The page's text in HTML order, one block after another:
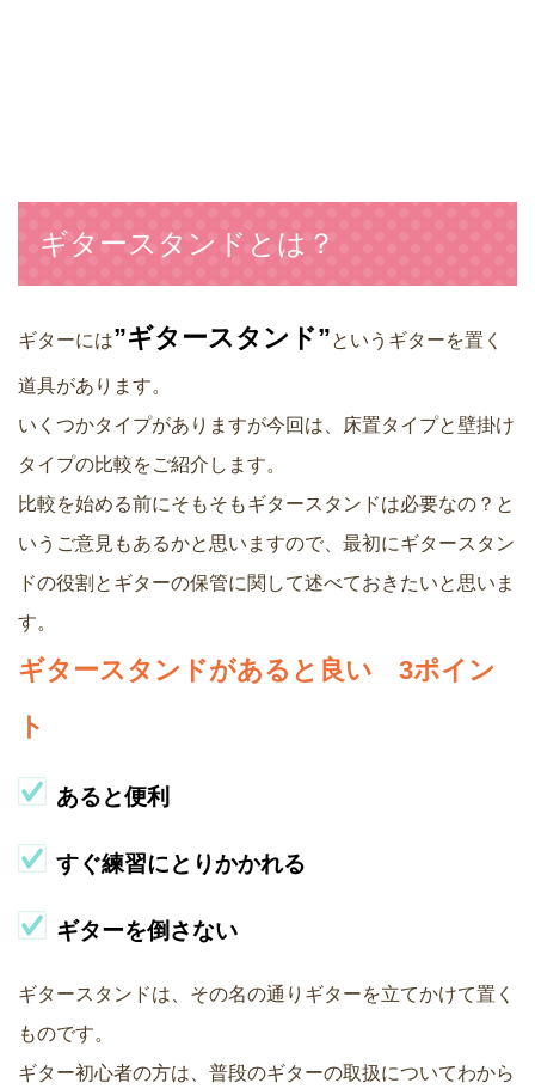
ギタースタンドとは？
ギターには”ギタースタンド”というギターを置く
道具があります。
いくつかタイプがありますが今回は、床置タイプと壁掛け
タイプの比較をご紹介します。
比較を始める前にそもそもギタースタンドは必要なの？と
いうご意見もあるかと思いますので、最初にギタースタン
ドの役割とギターの保管に関して述べておきたいと思いま
す。
ギタースタンドがあると良い 3ポイン
ト
あると便利
すぐ練習にとりかかれる
ギターを倒さない
ギタースタンドは、その名の通りギターを立てかけて置く
ものです。
ギター初心者の方は、普段のギターの取扱についてわから